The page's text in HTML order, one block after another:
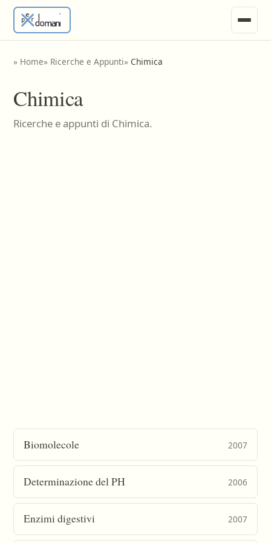
Tesine
» Home» Ricerche e Appunti»Chimica
Chimica
Ricerche e appunti di Chimica.
Biomolecole 2007
Determinazione del PH 2006
Enzimi digestivi 2007